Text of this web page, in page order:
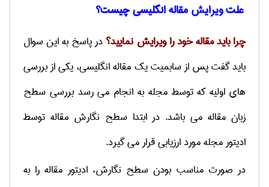
علت ویرایش مقاله انگلیسی چیست؟
چرا باید مقاله خود را ویرایش نمایید؟در پاسخ به این سوال
باید گفت پس از سابمیت یک مقاله انگلیسی، یکی از بررسی
های اولیه که توسط مجله به انجام می رسد بررسی سطح
زبان مقاله می باشد. در ابتدا سطح نگارش مقاله توسط
ادیتور مجله مورد ارزیابی قرار می گیرد.
در صورت مناسب بودن سطح نگارش، ادیتور مقاله را به